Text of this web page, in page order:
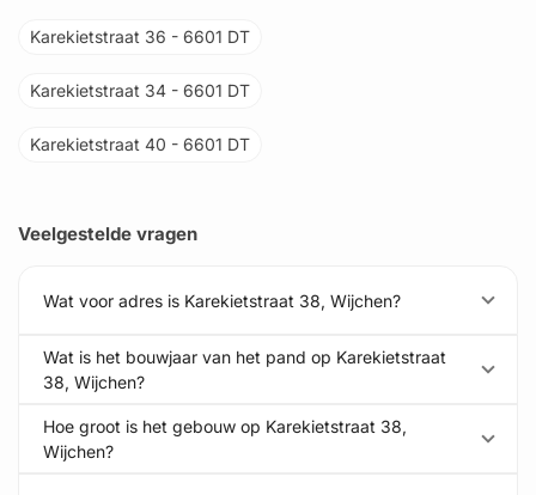
Karekietstraat 36 - 6601 DT
Karekietstraat 34 - 6601 DT
Karekietstraat 40 - 6601 DT
Veelgestelde vragen
Wat voor adres is Karekietstraat 38, Wijchen?
Wat is het bouwjaar van het pand op Karekietstraat
38, Wijchen?
Hoe groot is het gebouw op Karekietstraat 38,
Wijchen?